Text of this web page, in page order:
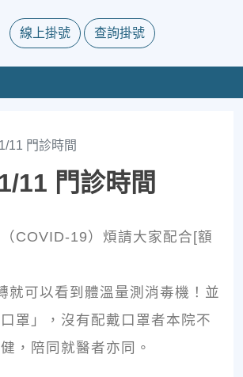
線上掛號 查詢掛號
11 門診時間
11 門診時間
COVID-19）煩請大家配合[額
就可以看到體溫量測消毒機！並
罩」，沒有配戴口罩者本院不
，陪同就醫者亦同。